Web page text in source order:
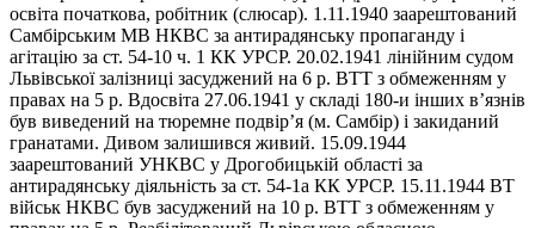
освіта початкова, робітник (слюсар). 1.11.1940 заарештований
Самбірським МВ НКВС за антирадянську пропаганду і
агітацію за ст. 54-10 ч. 1 КК УРСР. 20.02.1941 лінійним судом
Львівської залізниці засуджений на 6 р. ВТТ з обмеженням у
правах на 5 р. Вдосвіта 27.06.1941 у складі 180-и інших в’язнів
був виведений на тюремне подвір’я (м. Самбір) і закиданий
гранатами. Дивом залишився живий. 15.09.1944
заарештований УНКВС у Дрогобицькій області за
антирадянську діяльність за ст. 54-1а КК УРСР. 15.11.1944 ВТ
військ НКВС був засуджений на 10 р. ВТТ з обмеженням у